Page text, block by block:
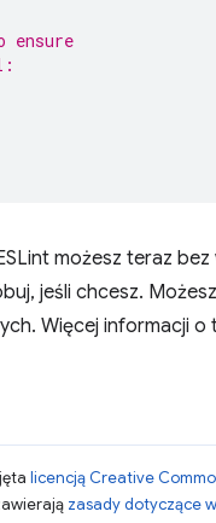
ensure
możesz teraz
jeśli chcesz.
Więcej informacji o
licencją Creative
zasady dotyczące